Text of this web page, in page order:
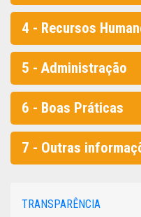
4 - Recursos
5 - Administração
6 - Boas Práticas
7 - Outras
TRANSPARÊNCIA